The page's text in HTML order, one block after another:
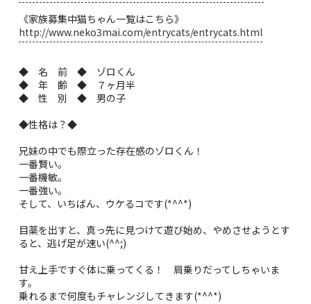
《家族募集中猫ちゃん一覧はこちら》
http://www.neko3mai.com/entrycats/entrycats.html
◆ 名 前 ◆ ゾロくん
◆ 年 齢 ◆ ７ヶ月半
◆ 性 別 ◆ 男の子
◆性格は？◆
兄妹の中でも際立った存在感のゾロくん！
一番賢い。
一番機敏。
一番強い。
そして、いちばん、ウケるコです(*^^*)
目薬を出すと、真っ先に見つけて遊び始め、やめさせようとす
ると、逃げ足が速い(^^;)
甘え上手ですぐ体に乗ってくる！ 肩乗りだってしちゃいま
す。
乗れるまで何度もチャレンジしてきます(*^^*)